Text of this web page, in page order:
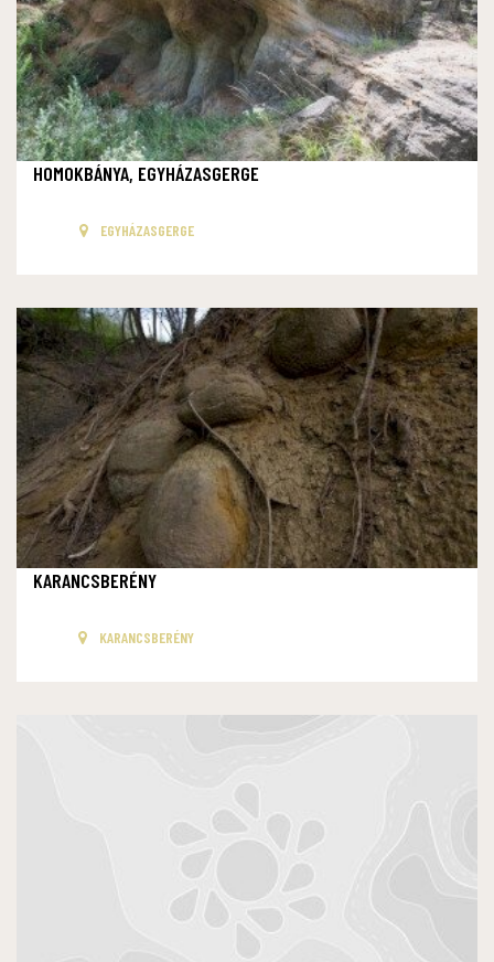
HOMOKBÁNYA, EGYHÁZASGERGE
EGYHÁZASGERGE
KARANCSBERÉNY
KARANCSBERÉNY